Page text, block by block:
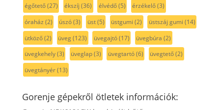
égőtető(27) ékszíj (36) élvédő(5) érzékelő(3)
óraház (2) úszó(3) üst(5) üstgumi (2) üstszáj gumi (14)
ütköző(2) üveg(123) üvegajtó(17) üvegbúra (2)
üvegkehely(3) üveglap(3) üvegtartó(6) üvegtető(2)
üvegtányér(13)
Gorenje gépekről ötletek információk: